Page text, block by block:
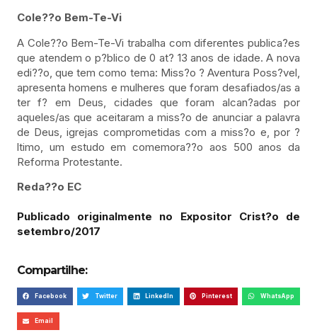
Cole??o Bem-Te-Vi
A Cole??o Bem-Te-Vi trabalha com diferentes publica?es
que atendem o p?blico de 0 at? 13 anos de idade. A nova
edi??o, que tem como tema: Miss?o ? Aventura Poss?vel,
apresenta homens e mulheres que foram desafiados/as a
ter f? em Deus, cidades que foram alcan?adas por
aqueles/as que aceitaram a miss?o de anunciar a palavra
de Deus, igrejas comprometidas com a miss?o e, por ?
ltimo, um estudo em comemora??o aos 500 anos da
Reforma Protestante.
Reda??o EC
Publicado originalmente no Expositor Crist?o de
setembro/2017
Compartilhe:
Facebook Twitter LinkedIn Pinterest WhatsApp
Email